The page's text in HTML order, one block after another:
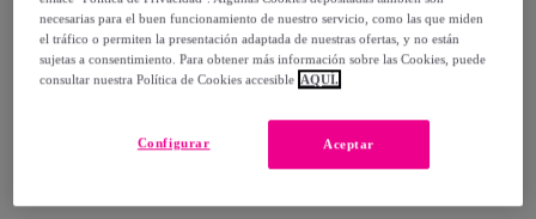
necesarias para el buen funcionamiento de nuestro servicio, como las que miden
el tráfico o permiten la presentación adaptada de nuestras ofertas, y no están
sujetas a consentimiento. Para obtener más información sobre las Cookies, puede
consultar nuestra Política de Cookies accesible AQUÍ.
Aceptar
Configurar